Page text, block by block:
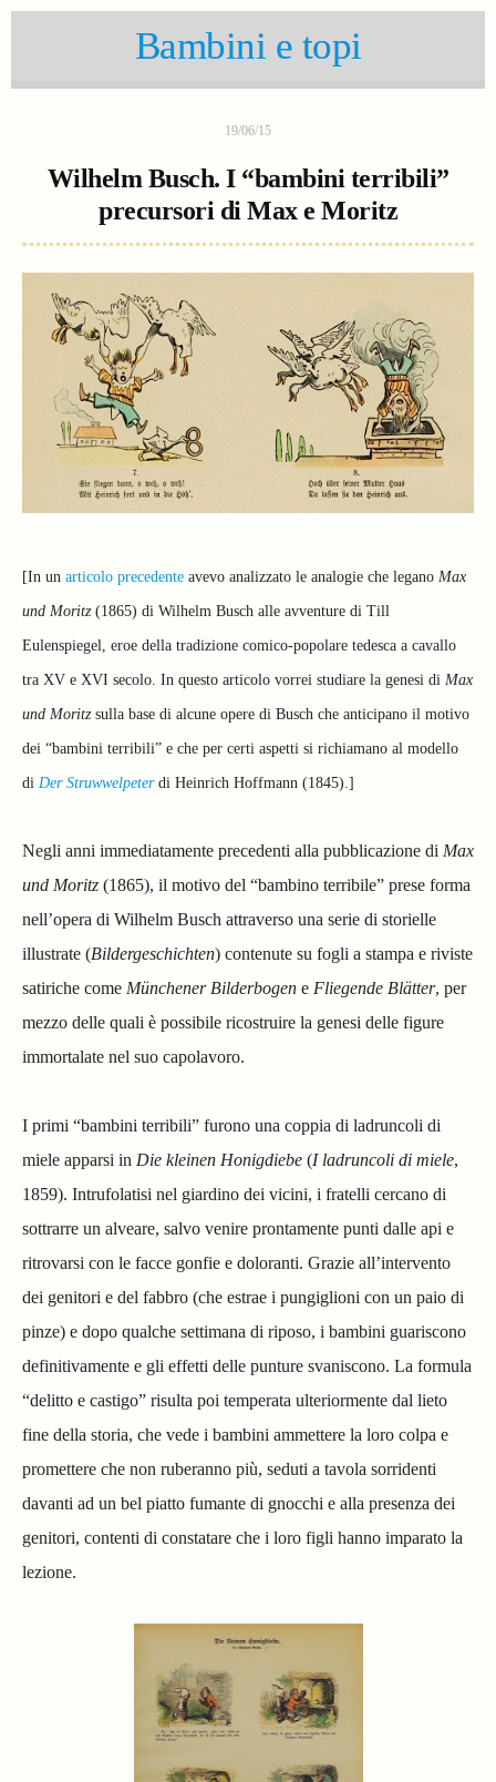
Bambini e topi
19/06/15
Wilhelm Busch. I “bambini terribili”
precursori di Max e Moritz
[In un articolo precedente avevo analizzato le analogie che legano Max
und Moritz(1865) di Wilhelm Busch alle avventure di Till
Eulenspiegel, eroe della tradizione comico-popolare tedesca a cavallo
tra XV e XVI secolo. In questo articolo vorrei studiare la genesi di Max
und Moritzsulla base di alcune opere di Busch che anticipano il motivo
dei “bambini terribili” e che per certi aspetti si richiamano al modello
di Der Struwwelpeterdi Heinrich Hoffmann (1845).]
Negli anni immediatamente precedenti alla pubblicazione di Max
und Moritz (1865), il motivo del “bambino terribile” prese forma
nell’opera di Wilhelm Busch attraverso una serie di storielle
illustrate (Bildergeschichten) contenute su fogli a stampa e riviste
satiriche come Münchener Bilderbogen e Fliegende Blätter, per
mezzo delle quali è possibile ricostruire la genesi delle figure
immortalate nel suo capolavoro.
I primi “bambini terribili” furono una coppia di ladruncoli di
miele apparsi in Die kleinen Honigdiebe (I ladruncoli di miele,
1859). Intrufolatisi nel giardino dei vicini, i fratelli cercano di
sottrarre un alveare, salvo venire prontamente punti dalle api e
ritrovarsi con le facce gonfie e doloranti. Grazie all’intervento
dei genitori e del fabbro (che estrae i pungiglioni con un paio di
pinze) e dopo qualche settimana di riposo, i bambini guariscono
definitivamente e gli effetti delle punture svaniscono. La formula
“delitto e castigo” risulta poi temperata ulteriormente dal lieto
fine della storia, che vede i bambini ammettere la loro colpa e
promettere che non ruberanno più, seduti a tavola sorridenti
davanti ad un bel piatto fumante di gnocchi e alla presenza dei
genitori, contenti di constatare che i loro figli hanno imparato la
lezione.